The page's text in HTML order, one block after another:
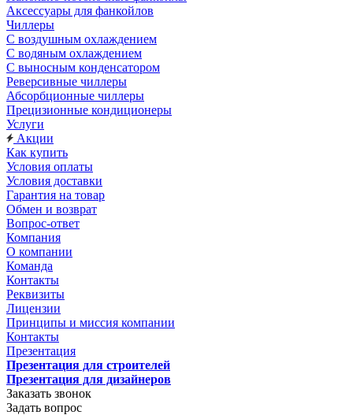
Аксессуары для фанкойлов
Чиллеры
С воздушным охлаждением
С водяным охлаждением
С выносным конденсатором
Реверсивные чиллеры
Абсорбционные чиллеры
Прецизионные кондиционеры
Услуги
Акции
Как купить
Условия оплаты
Условия доставки
Гарантия на товар
Обмен и возврат
Вопрос-ответ
Компания
О компании
Команда
Контакты
Реквизиты
Лицензии
Принципы и миссия компании
Контакты
Презентация
Презентация для строителей
Презентация для дизайнеров
Заказать звонок
Задать вопрос